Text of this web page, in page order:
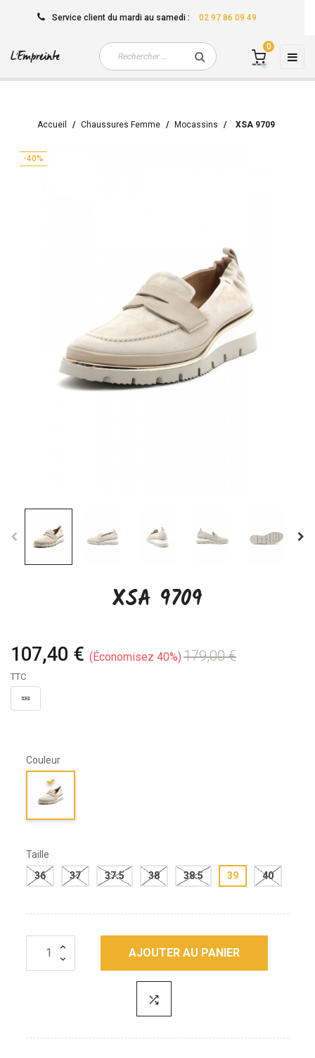
Service client du mardi au samedi : 02 97 86 09 49
☰
0
Accueil Chaussures Femme Mocassins XSA 9709
-40%
XSA 9709
107,40 € Économisez 40% 179,00 €
TTC
Couleur
Taille
36
37 37.5 38 38.5 39 40
AJOUTER AU PANIER